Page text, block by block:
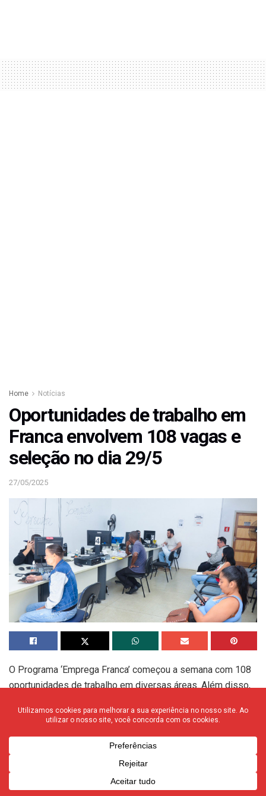
Home Notícias
Oportunidades de trabalho em
Franca envolvem 108 vagas e
seleção no dia 29/5
27/05/2025
O Programa ‘Emprega Franca’ começou a semana com 108
oportunidades de trabalho em diversas áreas. Além disso,
para o preenchimento de mais de 30 vagas, dentre elas,
balconista. Uma das seleções acontece na quinta-feira, 29,
Karla de Paula, diretora de Empreendedorismo, Emprego e